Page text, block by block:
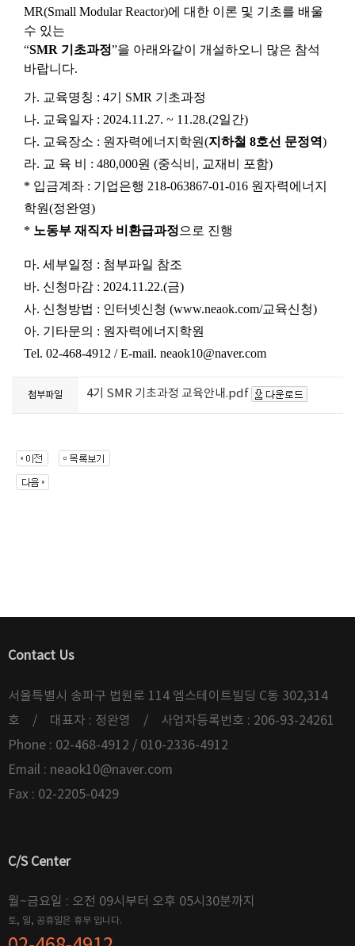
MR(Small Modular Reactor)에 대한 이론 및 기초를 배울
수 있는
“SMR 기초과정”을 아래와같이 개설하오니 많은 참석
바랍니다.
가. 교육명칭 : 4기 SMR 기초과정
나. 교육일자 : 2024.11.27. ~ 11.28.(2일간)
다. 교육장소 : 원자력에너지학원(지하철 8호선 문정역)
라. 교 육 비 : 480,000원 (중식비 , 교재비 포함)
* 입금계좌 : 기업은행 218-063867-01-016 원자력에너지
학원(정완영)
* 노동부 재직자 비환급과정으로 진행
마. 세부일정 : 첨부파일 참조
바. 신청마감 : 2024.11.22.(금)
사. 신청방법 : 인터넷신청 (www.neaok.com/교육신청)
아. 기타문의 : 원자력에너지학원
Tel. 02-468-4912 / E-mail. neaok10@naver.com
첨부파일 4기 SMR 기초과정 교육안내.pdf
Contact Us
서울특별시 송파구 법원로 114 엠스테이트빌딩 C동 302,314
호 / 대표자 : 정완영 / 사업자등록번호 : 206-93-24261
Phone : 02-468-4912 / 010-2336-4912
Email : neaok10@naver.com
Fax : 02-2205-0429
C/S Center
월~금요일 : 오전 09시부터 오후 05시30분까지
토, 일, 공휴일은 휴무 입니다.